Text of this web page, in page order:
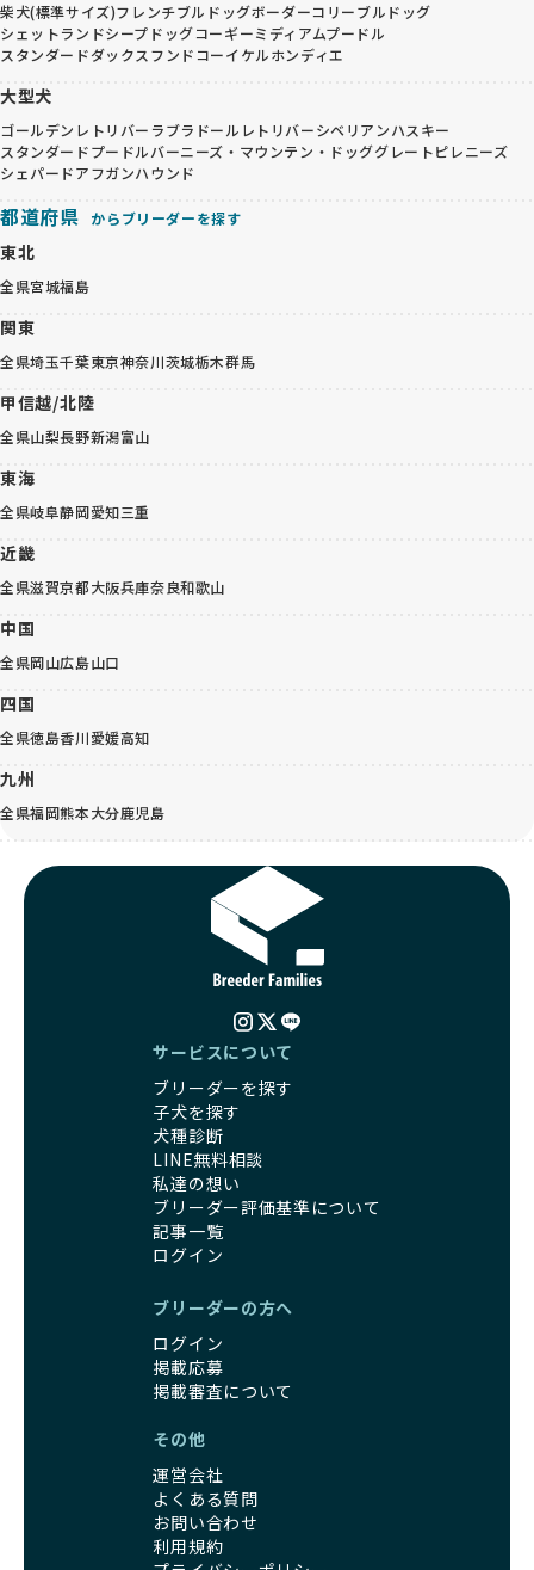
柴犬(標準サイズ)フレンチブルドッグボーダーコリーブルドッグ
シェットランドシープドッグコーギーミディアムプードル
スタンダードダックスフンドコーイケルホンディエ
大型犬
ゴールデンレトリバー ラブラドールレトリバーシベリアンハスキー
スタンダードプードルバーニーズ・マウンテン・ドッググレートピレニーズ
シェパードアフガンハウンド
都道府県 からブリーダーを探す
東北
全県宮城福島
関東
全県埼玉千葉東京神奈川茨城栃木群馬
甲信越/北陸
全県山梨長野新潟富山
東海
全県岐阜静岡愛知三重
近畿
全県滋賀京都大阪兵庫奈良和歌山
中国
全県岡山広島山口
四国
全県徳島香川愛媛高知
九州
全県福岡熊本大分鹿児島
サービスについて
ブリーダーを探す
子犬を探す
犬種診断
LINE無料相談
私達の想い
ブリーダー評価基準について
記事一覧
ログイン
ブリーダーの方へ
ログイン
掲載応募
掲載審査について
その他
運営会社
よくある質問
お問い合わせ
利用規約